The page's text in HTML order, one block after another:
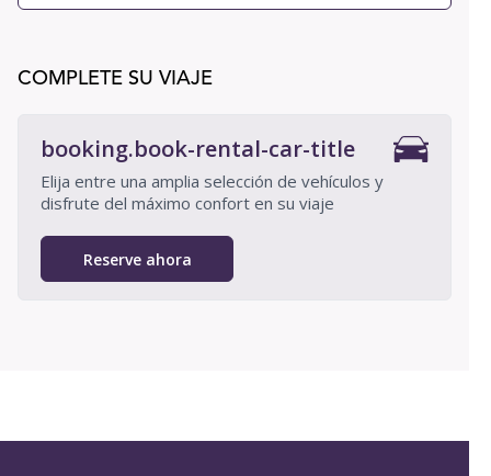
COMPLETE SU VIAJE
booking.book-rental-car-title
Elija entre una amplia selección de vehículos y
disfrute del máximo confort en su viaje
Reserve ahora